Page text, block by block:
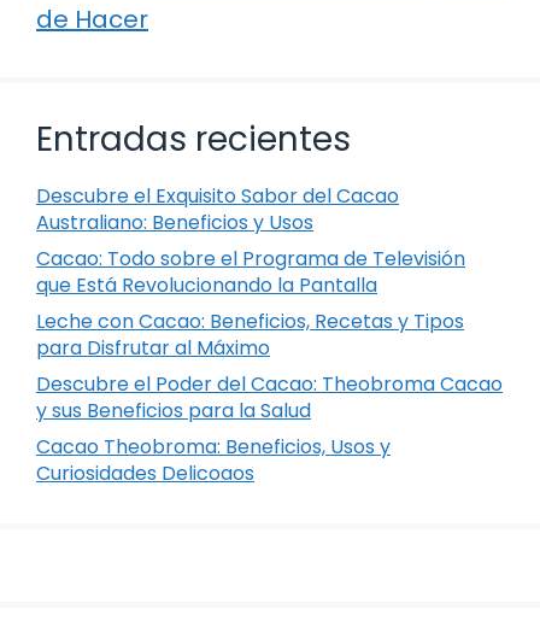
de Hacer
Entradas recientes
Descubre el Exquisito Sabor del Cacao
Australiano: Beneficios y Usos
Cacao: Todo sobre el Programa de Televisión
que Está Revolucionando la Pantalla
Leche con Cacao: Beneficios, Recetas y Tipos
para Disfrutar al Máximo
Descubre el Poder del Cacao: Theobroma Cacao
y sus Beneficios para la Salud
Cacao Theobroma: Beneficios, Usos y
Curiosidades Delicoaos